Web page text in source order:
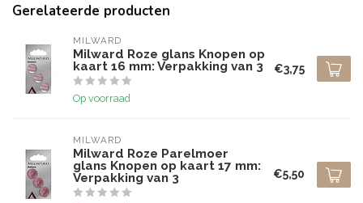
Gerelateerde producten
MILWARD
Milward Roze glans Knopen op
kaart 16 mm: Verpakking van 3
Op voorraad
€3,75
MILWARD
Milward Roze Parelmoer
glans Knopen op kaart 17 mm:
Verpakking van 3
€5,50